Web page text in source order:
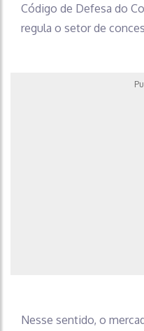
Código de Defesa do
regula o setor de
Nesse sentido, o